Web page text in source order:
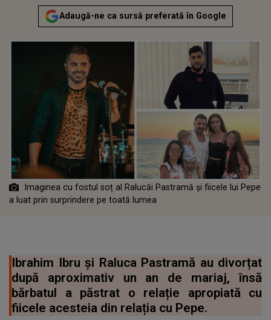
Adaugă-ne ca sursă preferată în Google
Imaginea cu fostul soț al Ralucăi Pastramă și fiicele lui Pepe
a luat prin surprindere pe toată lumea
Ibrahim Ibru și Raluca Pastramă au divorțat
după aproximativ un an de mariaj, însă
bărbatul a păstrat o relație apropiată cu
fiicele acesteia din relația cu Pepe.